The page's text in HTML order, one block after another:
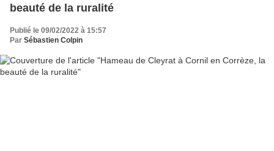
beauté de la ruralité
Publié le 09/02/2022 à 15:57
Par Sébastien Colpin